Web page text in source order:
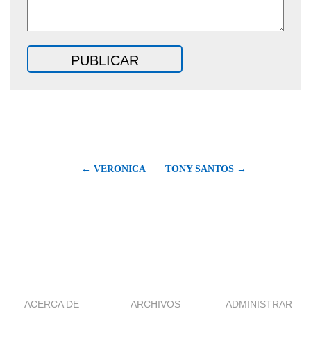
← VERONICA TONY SANTOS →
ACERCA DE ARCHIVOS ADMINISTRAR